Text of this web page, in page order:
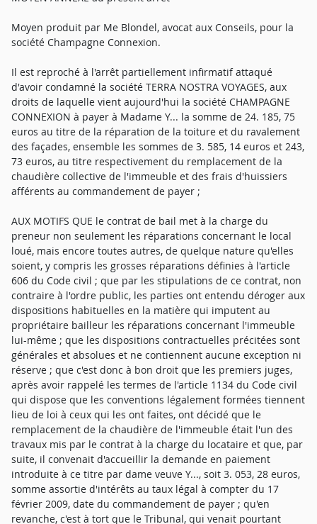
Moyen produit par Me Blondel, avocat aux Conseils, pour la
société Champagne Connexion.
Il est reproché à l'arrêt partiellement infirmatif attaqué
d'avoir condamné la société TERRA NOSTRA VOYAGES, aux
droits de laquelle vient aujourd'hui la société CHAMPAGNE
CONNEXION à payer à Madame Y... la somme de 24. 185, 75
euros au titre de la réparation de la toiture et du ravalement
des façades, ensemble les sommes de 3. 585, 14 euros et 243,
73 euros, au titre respectivement du remplacement de la
chaudière collective de l'immeuble et des frais d'huissiers
afférents au commandement de payer ;
AUX MOTIFS QUE le contrat de bail met à la charge du
preneur non seulement les réparations concernant le local
loué, mais encore toutes autres, de quelque nature qu'elles
soient, y compris les grosses réparations définies à l'article
606 du Code civil ; que par les stipulations de ce contrat, non
contraire à l'ordre public, les parties ont entendu déroger aux
dispositions habituelles en la matière qui imputent au
propriétaire bailleur les réparations concernant l'immeuble
lui-même ; que les dispositions contractuelles précitées sont
générales et absolues et ne contiennent aucune exception ni
réserve ; que c'est donc à bon droit que les premiers juges,
après avoir rappelé les termes de l'article 1134 du Code civil
qui dispose que les conventions légalement formées tiennent
lieu de loi à ceux qui les ont faites, ont décidé que le
remplacement de la chaudière de l'immeuble était l'un des
travaux mis par le contrat à la charge du locataire et que, par
suite, il convenait d'accueillir la demande en paiement
introduite à ce titre par dame veuve Y..., soit 3. 053, 28 euros,
somme assortie d'intérêts au taux légal à compter du 17
février 2009, date du commandement de payer ; qu'en
revanche, c'est à tort que le Tribunal, qui venait pourtant